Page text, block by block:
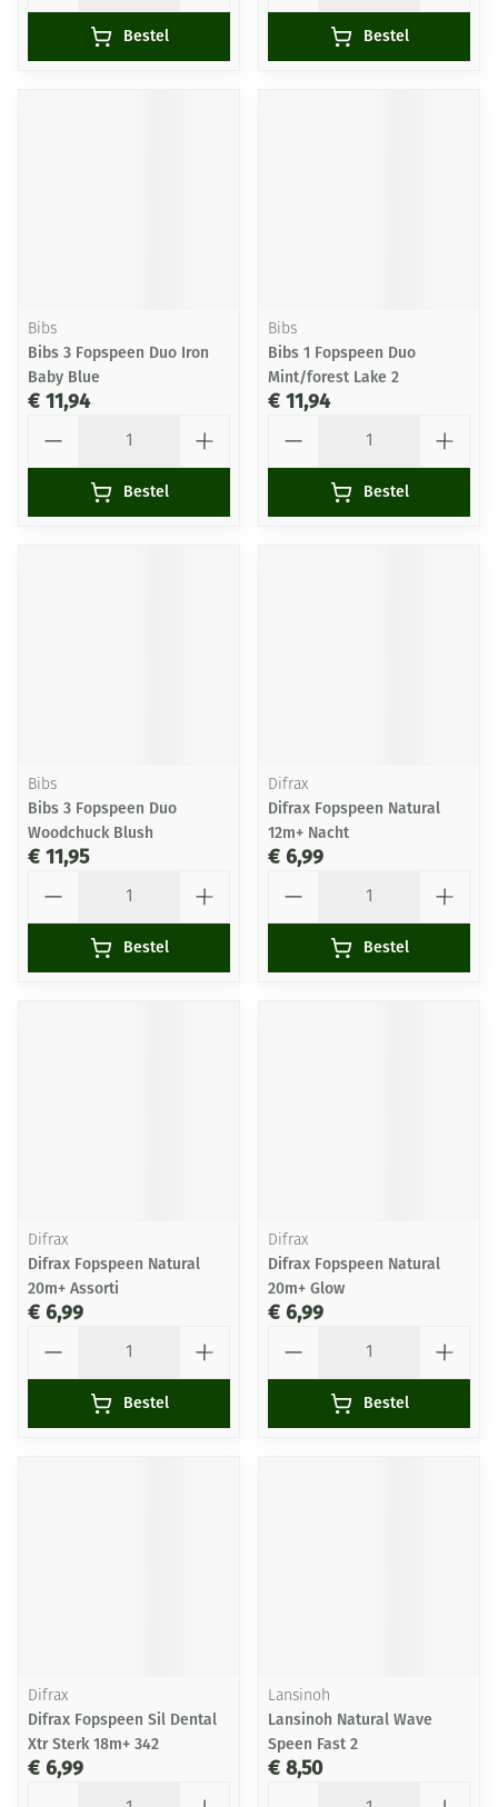
Bestel Bestel
Bibs
Bibs 3 Fopspeen Duo Iron
Baby Blue
€ 11,94
Bestel
Bibs
Bibs 1 Fopspeen Duo
Mint/forest Lake 2
€ 11,94
Bestel
Bibs
Bibs 3 Fopspeen Duo
Woodchuck Blush
€ 11,95
Bestel
Difrax
Difrax Fopspeen Natural
12m+ Nacht
€ 6,99
Bestel
Difrax
Difrax Fopspeen Natural
20m+ Assorti
€ 6,99
Bestel
Difrax
Difrax Fopspeen Natural
20m+ Glow
€ 6,99
Bestel
Difrax
Difrax Fopspeen Sil Dental
Xtr Sterk 18m+ 342
€ 6,99
Lansinoh
Lansinoh Natural Wave
Speen Fast 2
€ 8,50